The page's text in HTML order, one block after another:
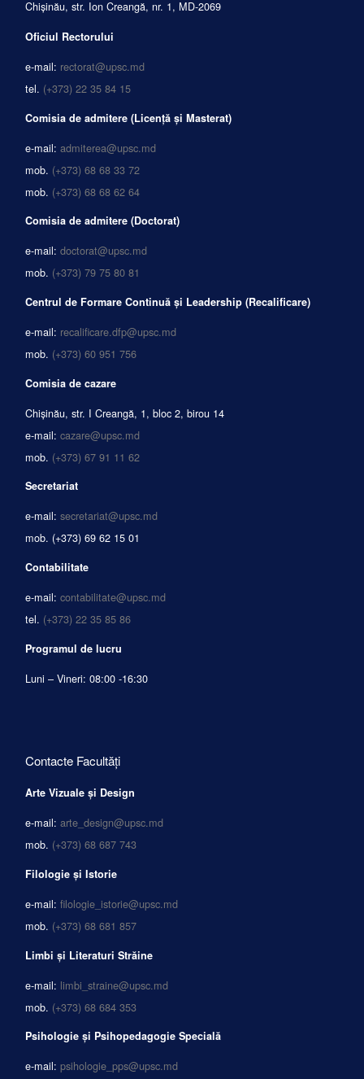
Chișinău, str. Ion Creangă, nr. 1, MD-2069
Oficiul Rectorului
e-mail: rectorat@upsc.md
tel. (+373) 22 35 84 15
Comisia de admitere (Licență și Masterat)
e-mail: admiterea@upsc.md
mob. (+373) 68 68 33 72
mob. (+373) 68 68 62 64
Comisia de admitere (Doctorat)
e-mail: doctorat@upsc.md
mob. (+373) 79 75 80 81
Centrul de Formare Continuă și Leadership (Recalificare)
e-mail: recalificare.dfp@upsc.md
mob. (+373) 60 951 756
Comisia de cazare
Chișinău, str. I Creangă, 1, bloc 2, birou 14
e-mail: cazare@upsc.md
mob. (+373) 67 91 11 62
Secretariat
e-mail: secretariat@upsc.md
mob. (+373) 69 62 15 01
Contabilitate
e-mail: contabilitate@upsc.md
tel. (+373) 22 35 85 86
Programul de lucru
Luni – Vineri: 08:00 -16:30
Contacte Facultăți
Arte Vizuale și Design
e-mail: arte_design@upsc.md
mob. (+373) 68 687 743
Filologie și Istorie
e-mail: filologie_istorie@upsc.md
mob. (+373) 68 681 857
Limbi și Literaturi Străine
e-mail: limbi_straine@upsc.md
mob. (+373) 68 684 353
Psihologie și Psihopedagogie Specială
e-mail: psihologie_pps@upsc.md